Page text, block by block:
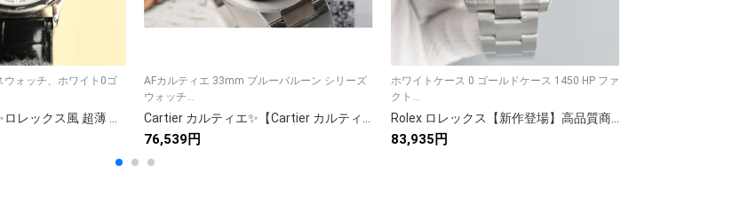
ウォッチ、ホワイト0ゴ
Rolex ロレックス✨ロレックス風 超薄 高級腕時計✨ 40mm 本格ムーブメント ビジネス/贈り物に最適💼🕰️🎁💎
AFカルティエ 33mm ブルーバルーン シリーズ
ウォッチ...
Cartier カルティエ✨【Cartier カルティエ 時計】✨ 高級腕時計 メンズ レディース 人気モデル プレゼントに最適💝 7点画像で詳細確認🕰️⭐️
76,539円
ホワイトケース 0 ゴールドケース 1450 HP ファ
クト...
Rolex ロレックス【新作登場】高品質商品234✨ 9点画像付きで安心🎁 人気アイテムがお得に購入💝 今すぐチェック👀 満足保証✅
83,935円